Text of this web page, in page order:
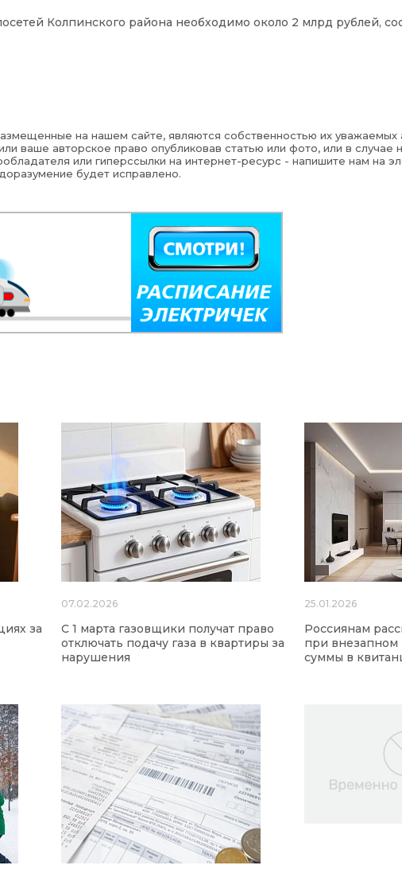
Колпинского района необходимо около 2 млрд рублей,
на нашем сайте, являются собственностью их уважаемых
ваше авторское право опубликовав статью или фото, или в случае
или гиперссылки на интернет-ресурс - напишите нам на
будет исправлено.
за
07.02.2026
С 1 марта газовщики получат право
отключать подачу газа в квартиры за
нарушения
25.01.2026
Россиянам
при
суммы в